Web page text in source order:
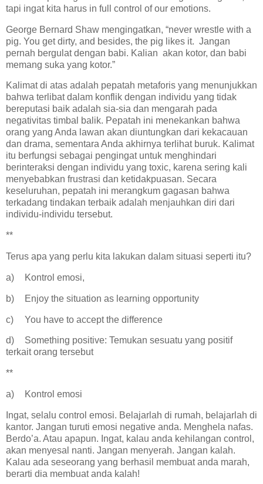
tapi ingat kita harus in full control of our emotions.
George Bernard Shaw mengingatkan, “never wrestle with a
pig. You get dirty, and besides, the pig likes it. Jangan
pernah bergulat dengan babi. Kalian akan kotor, dan babi
memang suka yang kotor.”
Kalimat di atas adalah pepatah metaforis yang menunjukkan
bahwa terlibat dalam konflik dengan individu yang tidak
bereputasi baik adalah sia-sia dan mengarah pada
negativitas timbal balik. Pepatah ini menekankan bahwa
orang yang Anda lawan akan diuntungkan dari kekacauan
dan drama, sementara Anda akhirnya terlihat buruk. Kalimat
itu berfungsi sebagai pengingat untuk menghindari
berinteraksi dengan individu yang toxic, karena sering kali
menyebabkan frustrasi dan ketidakpuasan. Secara
keseluruhan, pepatah ini merangkum gagasan bahwa
terkadang tindakan terbaik adalah menjauhkan diri dari
individu-individu tersebut.
**
Terus apa yang perlu kita lakukan dalam situasi seperti itu?
a) Kontrol emosi,
b) Enjoy the situation as learning opportunity
c) You have to accept the difference
d)
Something positive: Temukan sesuatu yang positif
terkait orang tersebut
**
a) Kontrol emosi
Ingat, selalu control emosi. Belajarlah di rumah, belajarlah di
kantor. Jangan turuti emosi negative anda. Menghela nafas.
Berdo’a. Atau apapun. Ingat, kalau anda kehilangan control,
akan menyesal nanti. Jangan menyerah. Jangan kalah.
Kalau ada seseorang yang berhasil membuat anda marah,
berarti dia membuat anda kalah!